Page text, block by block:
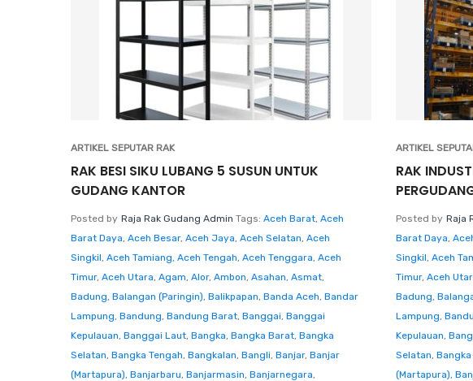
ARTIKEL SEPUTAR RAK
RAK BESI SIKU LUBANG 5 SUSUN UNTUK
GUDANG KANTOR
Posted by Raja Rak Gudang Admin Tags: Aceh Barat, Aceh
Barat Daya, Aceh Besar, Aceh Jaya, Aceh Selatan, Aceh
Singkil, Aceh Tamiang, Aceh Tengah, Aceh Tenggara, Aceh
Timur, Aceh Utara, Agam, Alor, Ambon, Asahan, Asmat,
Badung, Balangan (Paringin), Balikpapan, Banda Aceh, Bandar
Lampung, Bandung, Bandung Barat, Banggai, Banggai
Kepulauan, Banggai Laut, Bangka, Bangka Barat, Bangka
Selatan, Bangka Tengah, Bangkalan, Bangli, Banjar, Banjar
(Martapura), Banjarbaru, Banjarmasin, Banjarnegara,
ARTIKEL
RAK
Posted by Raja
Barat Daya,
Singkil, Aceh
Timur, Aceh
Badung,
Lampung,
Kepulauan,
Selatan, Bangka
(Martapura),